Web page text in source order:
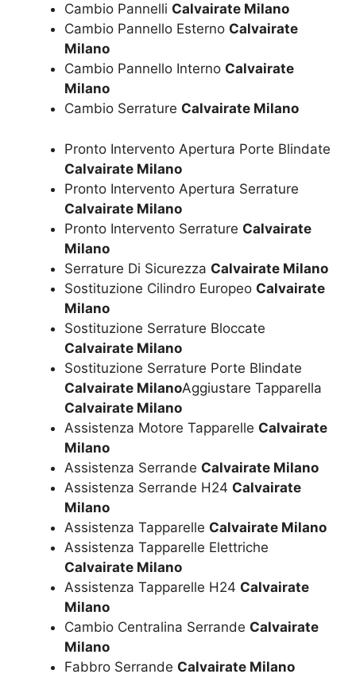
Cambio Pannelli Calvairate Milano
Cambio Pannello Esterno Calvairate
Milano
Cambio Pannello Interno Calvairate
Milano
Cambio Serrature Calvairate Milano
Pronto Intervento Apertura Porte Blindate
Calvairate Milano
Pronto Intervento Apertura Serrature
Calvairate Milano
Pronto Intervento Serrature Calvairate
Milano
Serrature Di Sicurezza Calvairate Milano
Sostituzione Cilindro Europeo Calvairate
Milano
Sostituzione Serrature Bloccate
Calvairate Milano
Sostituzione Serrature Porte Blindate
Calvairate MilanoAggiustare Tapparella
Calvairate Milano
Assistenza Motore Tapparelle Calvairate
Milano
Assistenza Serrande Calvairate Milano
Assistenza Serrande H24 Calvairate
Milano
Assistenza Tapparelle Calvairate Milano
Assistenza Tapparelle Elettriche
Calvairate Milano
Assistenza Tapparelle H24 Calvairate
Milano
Cambio Centralina Serrande Calvairate
Milano
Fabbro Serrande Calvairate Milano